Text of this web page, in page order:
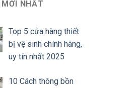
NHẤT
Top 5 cửa hàng thiết
bị vệ sinh chính hãng,
uy tín nhất 2025
10 Cách thông bồn